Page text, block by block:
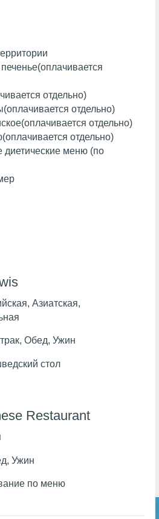
(оплачивается
отдельно)
(оплачивается отдельно)
(оплачивается отдельно)
(оплачивается отдельно)
меню (по
Азиатская,
Обед, Ужин
стол
Restaurant
Ужин
по меню